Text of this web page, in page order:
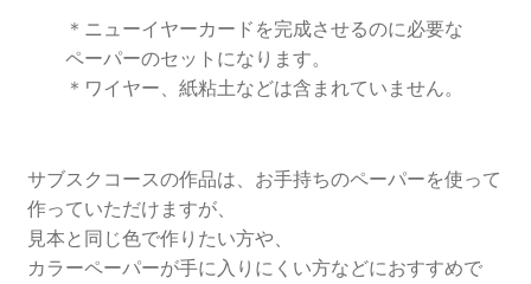
＊ニューイヤーカードを完成させるのに必要な
ペーパーのセットになります。
＊ワイヤー、紙粘土などは含まれていません。
サブスクコースの作品は、お手持ちのペーパーを使って
作っていただけますが、
見本と同じ色で作りたい方や、
カラーペーパーが手に入りにくい方などにおすすめで